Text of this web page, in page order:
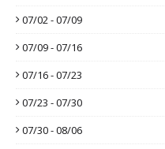
07/02 - 07/09
07/09 - 07/16
07/16 - 07/23
07/23 - 07/30
07/30 - 08/06